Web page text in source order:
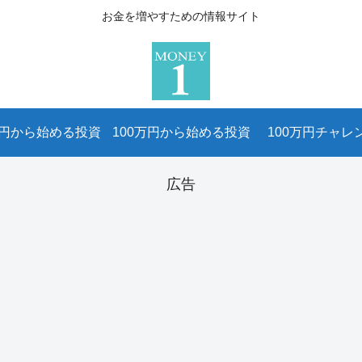
お金を増やすための情報サイト
から始める投資 100万円から始める投資 100万円チャレ
広告